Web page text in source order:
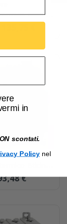
Bticino
6kA 63A
Bticino
6kA 20A
€
in
scontati.
Policy nel